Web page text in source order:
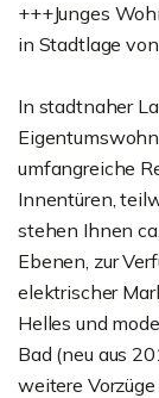
+++Junges
in Stadtlage
In stadtnaher
umfangreiche
Innentüren,
stehen Ihnen
Ebenen, zur
elektrischer
Helles und
Bad (neu aus
weitere